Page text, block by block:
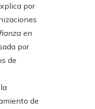
por
en
por
de
de